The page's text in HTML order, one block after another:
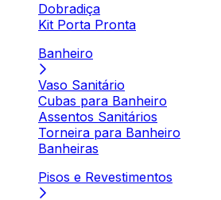
Dobradiça
Kit Porta Pronta
Banheiro
Vaso Sanitário
Cubas para Banheiro
Assentos Sanitários
Torneira para Banheiro
Banheiras
Pisos e Revestimentos